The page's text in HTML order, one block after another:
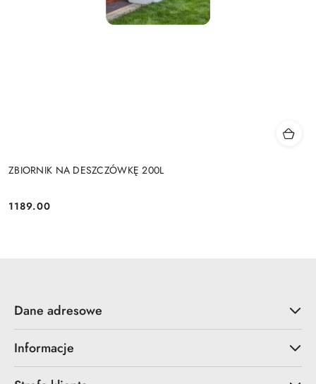
ZBIORNIK NA DESZCZÓWKĘ 200L
Cena:
1189.00
Dane adresowe
Informacje